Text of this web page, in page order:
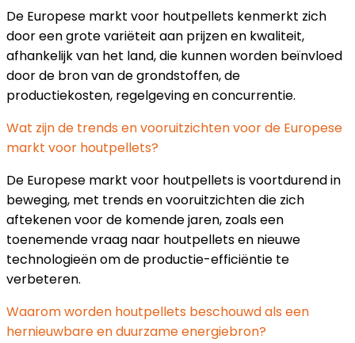
De Europese markt voor houtpellets kenmerkt zich
door een grote variëteit aan prijzen en kwaliteit,
afhankelijk van het land, die kunnen worden beïnvloed
door de bron van de grondstoffen, de
productiekosten, regelgeving en concurrentie.
Wat zijn de trends en vooruitzichten voor de Europese
markt voor houtpellets?
De Europese markt voor houtpellets is voortdurend in
beweging, met trends en vooruitzichten die zich
aftekenen voor de komende jaren, zoals een
toenemende vraag naar houtpellets en nieuwe
technologieën om de productie-efficiëntie te
verbeteren.
Waarom worden houtpellets beschouwd als een
hernieuwbare en duurzame energiebron?